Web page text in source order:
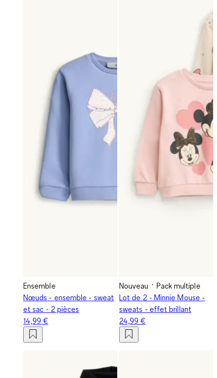
Ensemble
Nœuds - ensemble - sweat
et sac - 2 pièces
14,99 €
Nouveau
Pack multiple
Lot de 2 - Minnie Mouse -
sweats - effet brillant
24,99 €